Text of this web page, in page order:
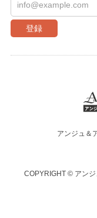
登録
アンジュ＆
COPYRIGHT © アン